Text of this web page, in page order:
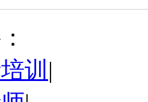
武汉市
南民族大学
训 |